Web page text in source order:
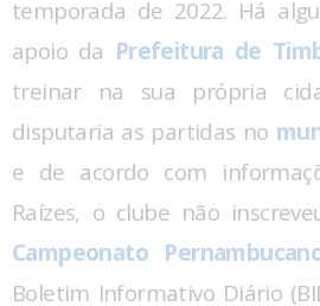
temporada de 2022. Há
apoio da Prefeitura de
treinar na sua própria
disputaria as partidas no
e de acordo com
Raízes, o clube não
Campeonato
Boletim Informativo Diário